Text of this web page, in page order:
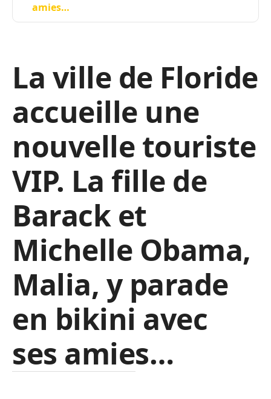
amies…
La ville de Floride
accueille une
nouvelle touriste
VIP. La fille de
Barack et
Michelle Obama,
Malia, y parade
en bikini avec
ses amies…